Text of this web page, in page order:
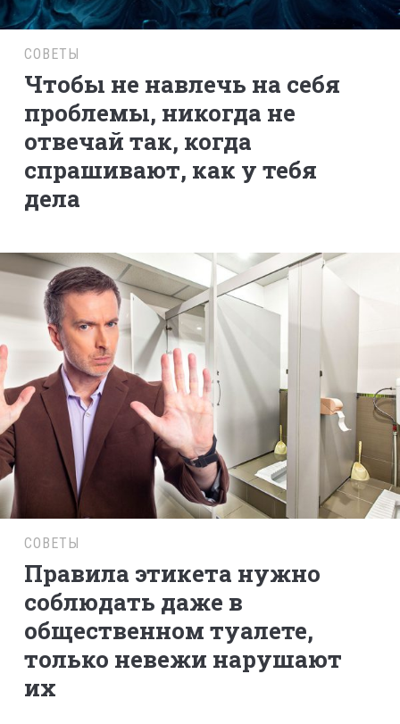
СОВЕТЫ
Чтобы не навлечь на себя
проблемы, никогда не
отвечай так, когда
спрашивают, как у тебя
дела
СОВЕТЫ
Правила этикета нужно
соблюдать даже в
общественном туалете,
только невежи нарушают
их